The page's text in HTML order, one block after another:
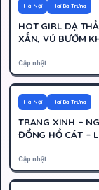
Hà Nội Hai Bà Trưng
HOT GIRL DẠ
XẮN, VÚ BƯỚM
Cập nhật
350K
Hà Nội Hai Bà Trưng
TRANG XINH –
ĐỒNG HỒ CÁT –
Cập nhật